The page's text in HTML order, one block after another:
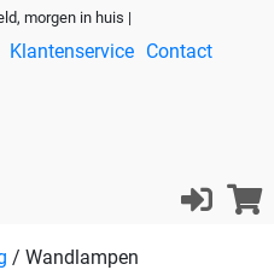
morgen in huis |
Klantenservice Contact
/ Wandlampen